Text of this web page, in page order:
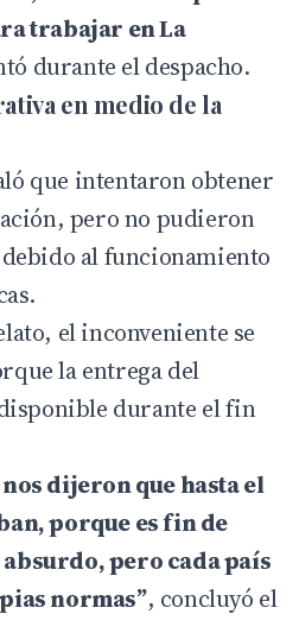
trabajar en La
durante el despacho.
en medio de la
que intentaron obtener
pero no pudieron
al funcionamiento
el inconveniente se
la entrega del
durante el fin
dijeron que hasta el
porque es fin de
absurdo, pero cada país
normas”, concluyó el